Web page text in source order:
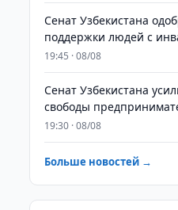
Сенат Узбекистана
поддержки людей с
19:45 · 08/08
Сенат Узбекистана
свободы
19:30 · 08/08
Больше новостей →